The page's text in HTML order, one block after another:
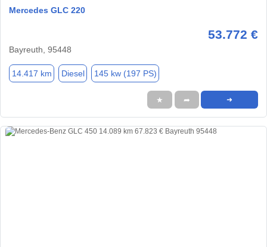
Mercedes GLC 220
53.772 €
Bayreuth, 95448
14.417 km Diesel 145 kw (197 PS)
★ ➦ ➜